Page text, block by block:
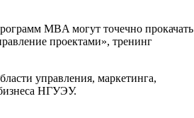
MBA могут точечно прокачать
проектами», тренинг
управления, маркетинга,
НГУЭУ.